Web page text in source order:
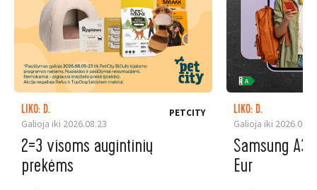
LIKO: D.
Galioja iki 2026.08.23
PETCITY
2=3 visoms augintinių
prekėms
LIKO: D.
Galioja iki
Samsung
Eur